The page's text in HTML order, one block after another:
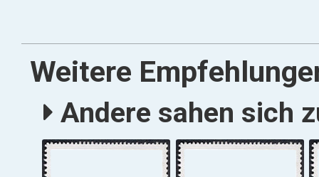
Weitere
Andere sahen sich